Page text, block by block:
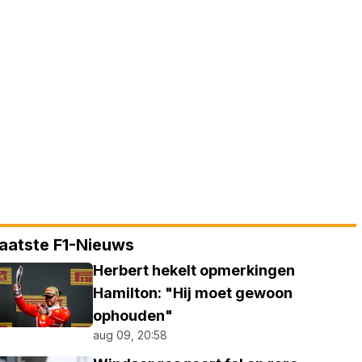
F1-Nieuws
Herbert hekelt opmerkingen
Hamilton: "Hij moet gewoon
ophouden"
aug 09, 20:58